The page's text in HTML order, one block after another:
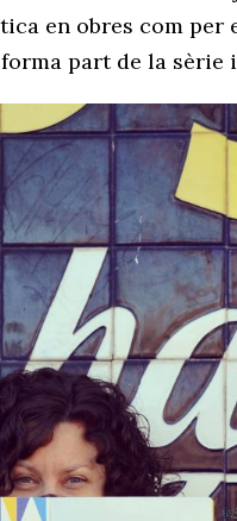
en obres com per
part de la sèrie